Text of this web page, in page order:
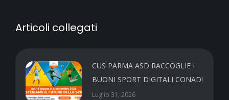
Articoli collegati
CUS PARMA ASD RACCOGLIE I
BUONI SPORT DIGITALI CONAD!
Luglio 31, 2026